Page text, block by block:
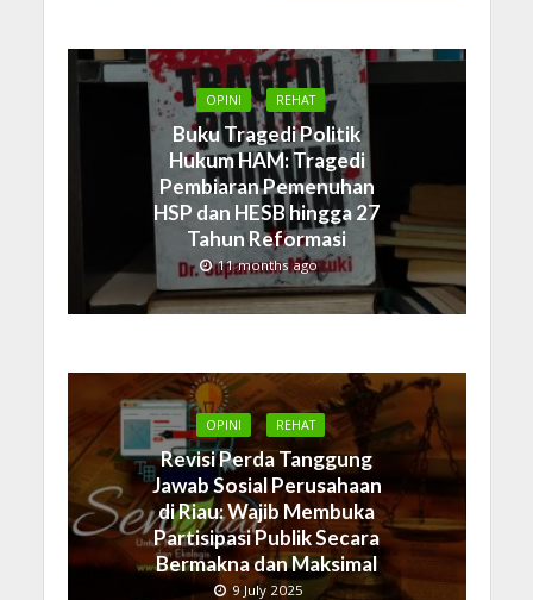
OPINI REHAT
Buku Tragedi Politik
Hukum HAM: Tragedi
Pembiaran Pemenuhan
HSP dan HESB hingga 27
Tahun Reformasi
11 months ago
OPINI REHAT
Revisi Perda Tanggung
Jawab Sosial Perusahaan
di Riau: Wajib Membuka
Partisipasi Publik Secara
Bermakna dan Maksimal
9 July 2025